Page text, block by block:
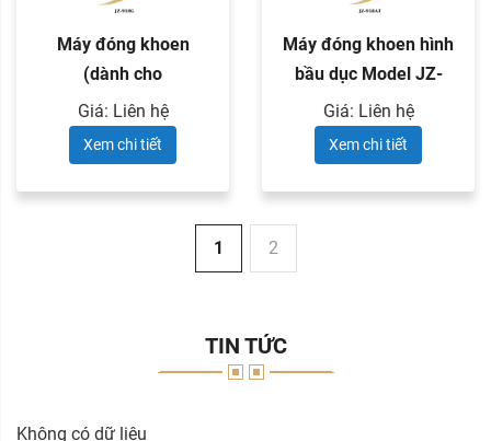
Máy đóng khoen
(dành cho
khoen/khoen mắt
ngỗng ...
Giá: Liên hệ
Xem chi tiết
Máy đóng khoen hình
bầu dục Model JZ-
918AT
Giá: Liên hệ
Xem chi tiết
1 2
TIN TỨC
Không có dữ liệu